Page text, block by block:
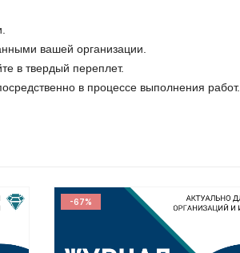
вашей организации.
в твердый переплет.
в процессе выполнения работ.
-67%